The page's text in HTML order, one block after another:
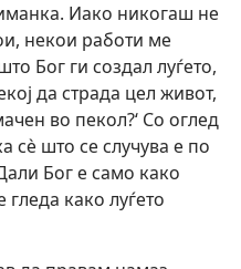
Иако никогаш не
некои работи ме
Бог ги создал луѓето,
да страда цел живот,
во пекол?‘ Со оглед
сѐ што се случува е по
Бог е само како
како луѓето